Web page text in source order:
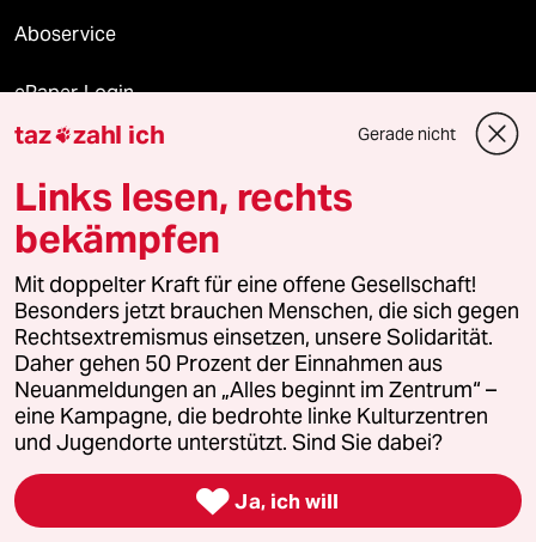
Aboservice
ePaper Login
Downloads für Abonnierende
© 2026 taz Verlags und Vertriebs GmbH
Alle Rechte vorbehalten. Bei rechtlichen Fragen oder für Genehmigungen
wenden Sie sich bitte an
lizenzen@taz.de
Feedback Redaktionsstatut Kommune-Richtlinien
Leitlinie Informant Datenschutz Impressum AGB
Seitenwende Einwilligungen widerrufen (Ads)
taz zahl ich Gerade nicht
Links lesen, rechts
bekämpfen
Mit doppelter Kraft für eine offene Gesellschaft!
Besonders jetzt brauchen Menschen, die sich gegen
Rechtsextremismus einsetzen, unsere Solidarität.
Daher gehen 50 Prozent der Einnahmen aus
Neuanmeldungen an „Alles beginnt im Zentrum“ –
eine Kampagne, die bedrohte linke Kulturzentren
und Jugendorte unterstützt. Sind Sie dabei?
 Ja, ich will